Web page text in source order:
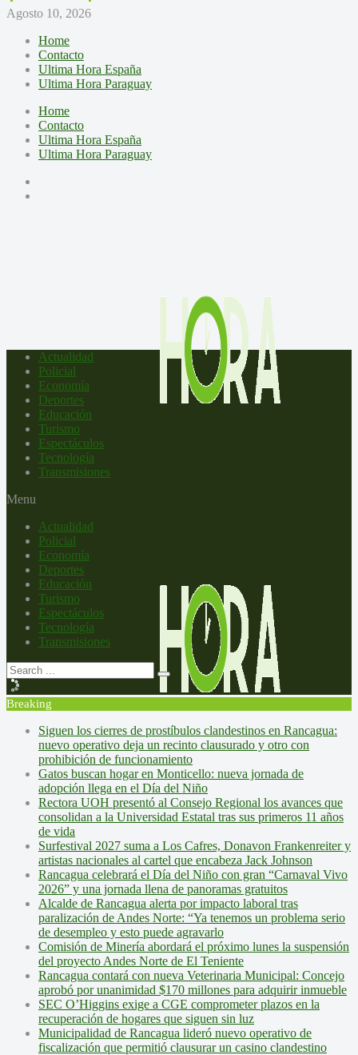
Agosto 10, 2026
Home
Contacto
Ultima Hora España
Ultima Hora Paraguay
Home
Contacto
Ultima Hora España
Ultima Hora Paraguay
Actualidad
Policial
Economía
Deportes
Educación
Turismo
Espectáculos
Tecnología
Transmisiones
Menu
Actualidad
Policial
Economía
Deportes
Educación
Turismo
Espectáculos
Tecnología
Transmisiones
Breaking
Siguen los cierres de prostíbulos clandestinos en Rancagua:
nuevo operativo deja un recinto clausurado y otro con
prohibición de funcionamiento
Gatos buscan hogar en Monticello: nueva jornada de
adopción llega en el Día del Niño
Rectora UOH presentó al Consejo Regional los avances que
consolidan a la Universidad Estatal tras sus primeros 11 años
de vida
Surfestival 2027 suma a Los Cafres, Donavon Frankenreiter y
artistas nacionales al cartel que encabeza Jack Johnson
Rancagua celebrará el Día del Niño con gran “Carnaval Vivo
2026” y una jornada llena de panoramas gratuitos
Alcalde de Rancagua alerta por impacto laboral tras
paralización de Andes Norte: “Ya tenemos un problema serio
de desempleo y esto puede agravarlo
Comisión de Minería abordará el próximo lunes la suspensión
del proyecto Andes Norte de El Teniente
Rancagua contará con nueva Veterinaria Municipal: Concejo
aprobó por unanimidad $170 millones para adquirir inmueble
SEC O’Higgins exige a CGE comprometer plazos en la
recuperación de hogares que siguen sin luz
Municipalidad de Rancagua lideró nuevo operativo de
fiscalización que permitió clausurar un casino clandestino